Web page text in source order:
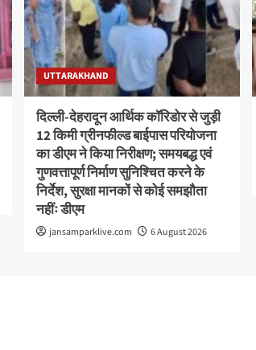
UTTARAKHAND
दिल्ली-देहरादून आर्थिक कॉरिडोर से जुड़ी
12 किमी ग्रीनफील्ड बाईपास परियोजना
का डीएम ने किया निरीक्षण; समयबद्ध एवं
गुणवत्तापूर्ण निर्माण सुनिश्चित करने के
निर्देश, सुरक्षा मानकों से कोई समझौता
नहींः डीएम
jansamparklive.com 6 August 2026